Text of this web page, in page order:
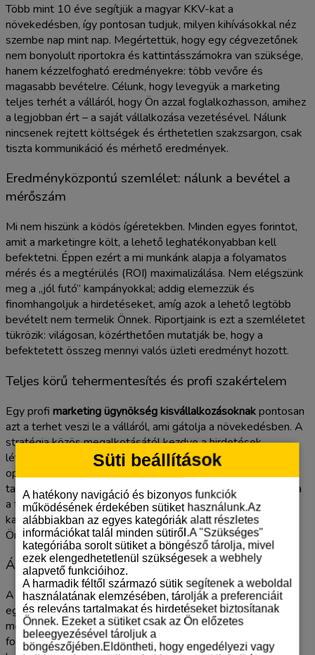
Süti beállítások
A hatékony navigáció és bizonyos funkciók
működésének érdekében sütiket használunk.Az
alábbiakban az egyes kategóriák alatt részletes
információkat talál minden sütiről.A "Szükséges"
kategóriába sorolt sütiket a böngésző tárolja, mivel
ezek elengedhetetlenül szükségesek a webhely
alapvető funkcióihoz.
A harmadik féltől származó sütik segítenek a weboldal
használatának elemzésében, tárolják a preferenciáit
és releváns tartalmakat és hirdetéseket biztosítanak
Önnek. Ezeket a sütiket csak az Ön előzetes
beleegyezésével tároljuk a
böngészőjében.Eldöntheti, hogy engedélyezi vagy
Több mint 10 éve segítjük a magyar KKV-kat a
növekedésben, így pontosan tudjuk, milyen kihívásokkal néz
szembe nap mint nap. Megértettük, hogy egy cégvezetőnek
nem bonyolult riportokra és kattintásszámokra van szüksége,
hanem kézzelfogható eredményekre: több vevőre és
magasabb bevételre. Célunk, hogy levegyük a marketing
teljes terhét a válláról, hogy Ön azzal foglalkozhasson, amihez
a legjobban ért – a saját vállalkozása vezetésével. Nálunk
nincsenek rejtett költségek és érthetetlen szakzsargon, csak
tiszta kommunikáció és mérhető eredmények.
Eredményközpontú szemlélet: nálunk a bevétel a
mérőszám
Mi nem hiszünk a ködös ígéretekben. Minden egyes forintot,
amit a marketingre költ, a lehető leghatékonyabban kell
befektetni. Éppen ezért a mi munkánk alapja a folyamatos
mérés és a megtérülés (ROI) maximalizálása. Nem elégszünk
meg a „jól futó” kampányokkal; addig elemezzük és
finomhangoljuk a hirdetéseket, amíg azok a lehető legtöbb
bevételt nem termelik Önnek. Riportjaink is ezt a szemléletet
tükrözik: világosan, közérthetően mutatják be, hogy a
befektetett összeg mennyi valós üzleti eredményt hozott.
Teljes körű tehermentesítés és profi szakértelem
Egy profi marketing ügynökség kisvállalkozásoknakpontosan
azt a terhet veszi le a válláról, ami gátolja a növekedésben. A
stratégia közös megalkotásától kezdve a hirdetések
létrehozásán és menedzselésén át a folyamatos
optimalizálásig mindent kézben tartunk. Ön egy dedikált,
tapasztalt kampánymenedzsert kap, aki nemcsak végrehajtja
a feladatokat, hanem proaktívan javaslatokat is tesz a
kampányok és a weboldal hatékonyságának növelésére. Így
Önnek valóban semmire sem lesz gondja.
Átlátható működés és kiszámítható költségek
A bizalom alapja a kiszámíthatóság. Ezért dolgozunk egy
egyszerű és átlátható, havi díjas konstrukcióban,
meglepetések és váratlan számlák nélkül. Pontosan tudni
fogja, mire számíthat. A rendszeres, személyes